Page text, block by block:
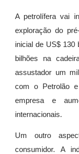
A petrolífera vai
exploração do
inicial de US$ 130
bilhões na
assustador um
com o Petrolão
empresa e
internacionais.
Um outro
consumidor. A